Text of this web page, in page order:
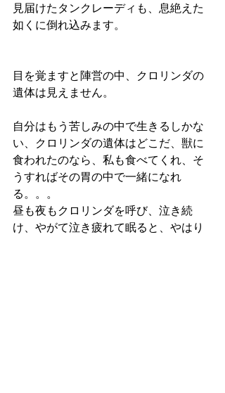
見届けたタンクレーディも、息絶えた
如くに倒れ込みます。
目を覚ますと陣営の中、クロリンダの
遺体は見えません。
自分はもう苦しみの中で生きるしかな
い、クロリンダの遺体はどこだ、獣に
食われたのなら、私も食べてくれ、そ
うすればその胃の中で一緒になれ
る。。。
昼も夜もクロリンダを呼び、泣き続
け、やがて泣き疲れて眠ると、やはり